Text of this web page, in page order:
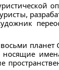
носящие